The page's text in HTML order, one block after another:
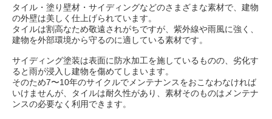
タイル・塗り壁材・サイディングなどのさまざまな素材で、建物
の外壁は美しく仕上げられています。
タイルは割高なため敬遠されがちですが、紫外線や雨風に強く、
建物を外部環境から守るのに適している素材です。
サイディング塗装は表面に防水加工を施しているものの、劣化す
ると雨が浸入し建物を傷めてしまいます。
そのため7〜10年のサイクルでメンテナンスをおこなわなければ
いけませんが、タイルは耐久性があり、素材そのものはメンテナ
ンスの必要なく利用できます。
サイトマップ
職員募集
協力業者募集